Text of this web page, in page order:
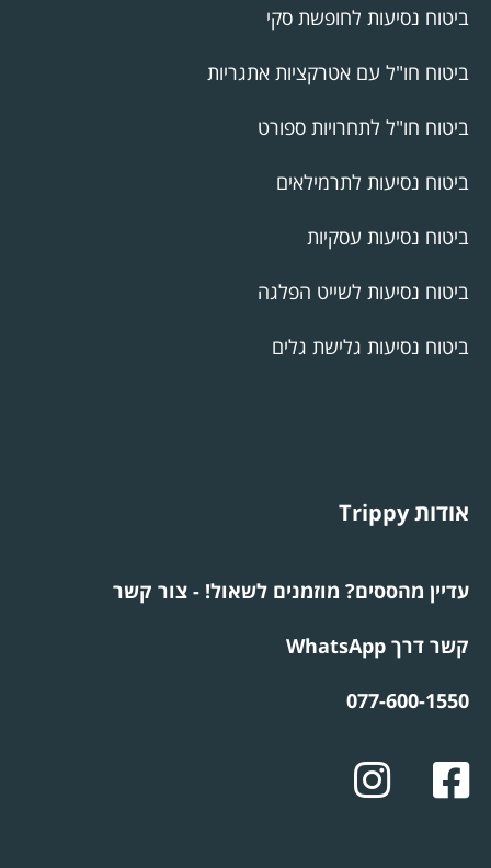
ביטוח נסיעות לחופשת סקי
ביטוח חו"ל עם אטרקציות אתגריות
ביטוח חו"ל לתחרויות ספורט
ביטוח נסיעות לתרמילאים
ביטוח נסיעות עסקיות
ביטוח נסיעות לשייט הפלגה
ביטוח נסיעות גלישת גלים
אודות Trippy
עדיין מהססים? מוזמנים לשאול! - צור קשר
קשר דרך WhatsApp
077-600-1550